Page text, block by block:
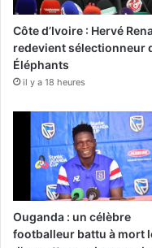
Côte d’Ivoire : Hervé
redevient sélectionneur
Éléphants
il y a 18 heures
Ouganda : un célèbre
footballeur battu à mort